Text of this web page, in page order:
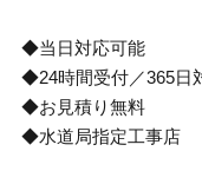
◆当日対応可能
◆24時間受付／365日
◆お見積り無料
◆水道局指定工事店